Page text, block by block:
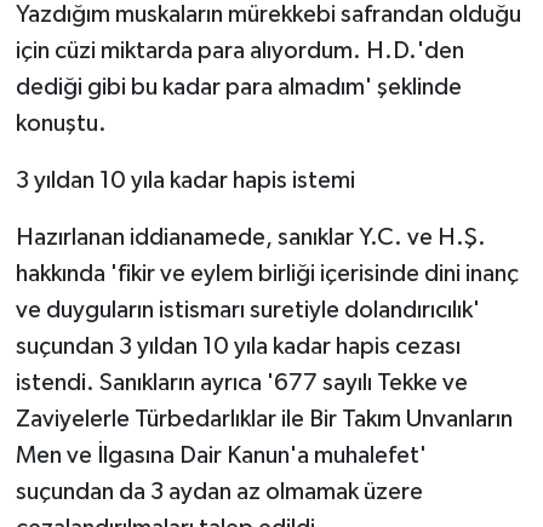
Yazdığım muskaların mürekkebi safrandan olduğu
için cüzi miktarda para alıyordum. H.D.'den
dediği gibi bu kadar para almadım' şeklinde
konuştu.
3 yıldan 10 yıla kadar hapis istemi
Hazırlanan iddianamede, sanıklar Y.C. ve H.Ş.
hakkında 'fikir ve eylem birliği içerisinde dini inanç
ve duyguların istismarı suretiyle dolandırıcılık'
suçundan 3 yıldan 10 yıla kadar hapis cezası
istendi. Sanıkların ayrıca '677 sayılı Tekke ve
Zaviyelerle Türbedarlıklar ile Bir Takım Unvanların
Men ve İlgasına Dair Kanun'a muhalefet'
suçundan da 3 aydan az olmamak üzere